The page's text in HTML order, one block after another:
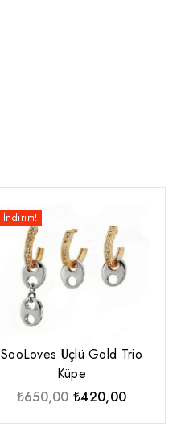
İndirim!
SooLoves Üçlü Gold Trio
Küpe
₺650,00 Orijinal
₺420,00Şu